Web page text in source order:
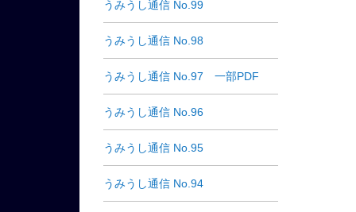
うみうし通信 No.99
うみうし通信 No.98
うみうし通信 No.97 一部PDF
うみうし通信 No.96
うみうし通信 No.95
うみうし通信 No.94